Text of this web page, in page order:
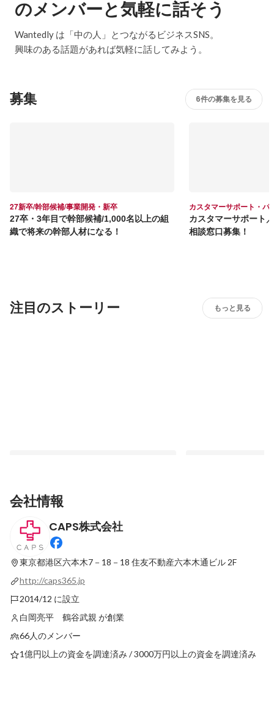
のメンバーと気軽に話そう
Wantedly は「中の人」とつながるビジネスSNS。
興味のある話題があれば気軽に話してみよう。
募集 6件の募集を見る
27新卒/幹部候補/事業開発・新卒
27卒・3年目で幹部候補/1,000名以上の組
織で将来の幹部人材になる！
カスタマーサポート・パ
カスタマーサポート
相談窓口募集！
注目のストーリー もっと見る
【26卒】新卒のみなさまへ代表からのメッ
セージ
最新順で表示 最新順で表示
会社情報
CAPS株式会社
東京都港区六本木7－18－18 住友不動産六本木通ビル 2F
http://caps365.jp
2014/12 に設立
白岡亮平 鶴谷武親 が創業
66人のメンバー
1億円以上の資金を調達済み / 3000万円以上の資金を調達済み